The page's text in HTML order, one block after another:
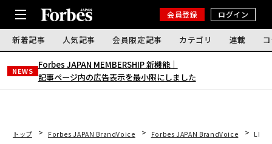
会員登録 ログイン
新着記事 人気記事 会員限定記事 カテゴリ 連載
NEWS
Forbes JAPAN MEMBERSHIP 新機能｜
記事ページ内の広告表示を最小限にしました
トップ Forbes JAPAN BrandVoice Forbes JAPAN BrandVoice